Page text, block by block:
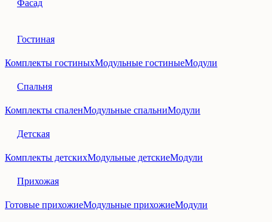
Фасад
Гостиная
Комплекты гостиныхМодульные гостиныеМодули
Спальня
Комплекты спаленМодульные спальниМодули
Детская
Комплекты детскихМодульные детскиеМодули
Прихожая
Готовые прихожиеМодульные прихожиеМодули